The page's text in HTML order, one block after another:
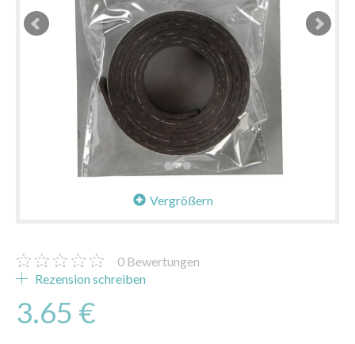
Vergrößern
0 Bewertungen
Rezension schreiben
3.65 €